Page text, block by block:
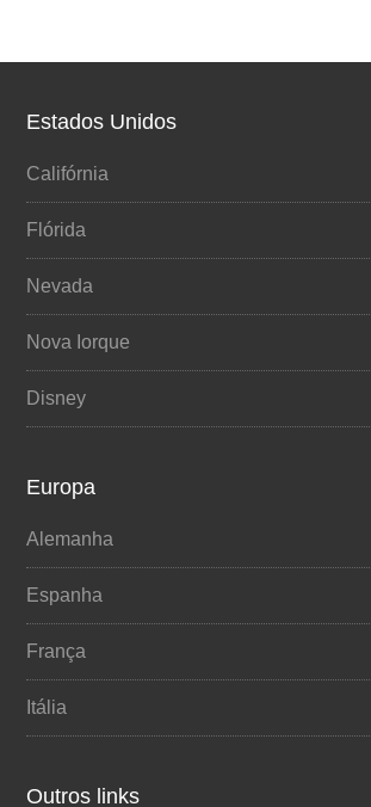
Estados Unidos
Califórnia
Flórida
Nevada
Nova Iorque
Disney
Europa
Alemanha
Espanha
França
Itália
Outros links